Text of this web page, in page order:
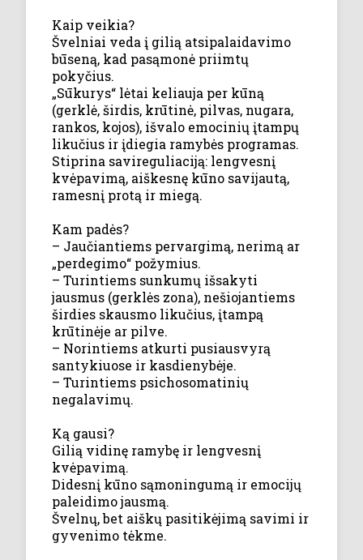
Kaip veikia?
Švelniai veda į gilią atsipalaidavimo
būseną, kad pasąmonė priimtų
pokyčius.
„Sūkurys“ lėtai keliauja per kūną
(gerklė, širdis, krūtinė, pilvas, nugara,
rankos, kojos), išvalo emocinių įtampų
likučius ir įdiegia ramybės programas.
Stiprina savireguliaciją: lengvesnį
kvėpavimą, aiškesnę kūno savijautą,
ramesnį protą ir miegą.
Kam padės?
– Jaučiantiems pervargimą, nerimą ar
„perdegimo“ požymius.
– Turintiems sunkumų išsakyti
jausmus (gerklės zona), nešiojantiems
širdies skausmo likučius, įtampą
krūtinėje ar pilve.
– Norintiems atkurti pusiausvyrą
santykiuose ir kasdienybėje.
– Turintiems psichosomatinių
negalavimų.
Ką gausi?
Gilią vidinę ramybę ir lengvesnį
kvėpavimą.
Didesnį kūno sąmoningumą ir emocijų
paleidimo jausmą.
Švelnų, bet aiškų pasitikėjimą savimi ir
gyvenimo tėkme.